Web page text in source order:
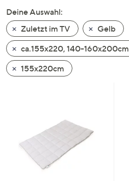
nach
unten
oder
wischen
Sie
auf
rechts,
Deine Auswahl:
Zuletzt im TV
Gelb
ca.155x220, 140-160x200cm
155x220cm